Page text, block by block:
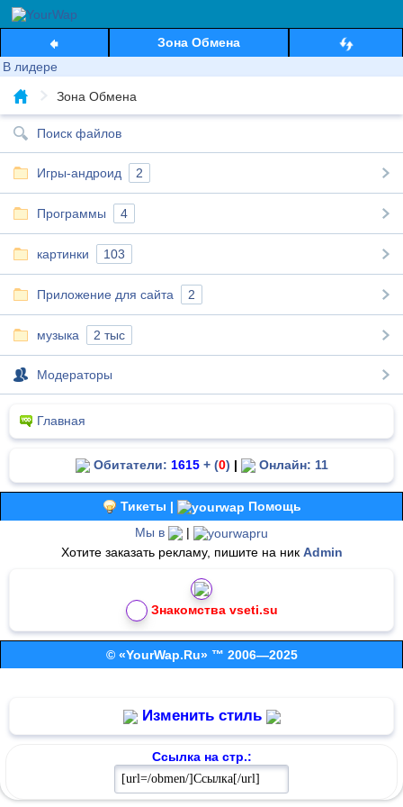
Зона Обмена
В лидере
Зона Обмена
Поиск файлов
Игры-андроид 2
Программы 4
картинки 103
Приложение для сайта 2
музыка 2 тыс
Модераторы
Главная
Обитатели: 1615+ (0) | Онлайн: 11
Тикеты |
Помощь
Мы в
|
Хотите заказать рекламу, пишите на ник Admin
Знакомства vseti.su
© «YourWap.Ru» ™ 2006—2025
Изменить стиль
Ссылка на стр.: